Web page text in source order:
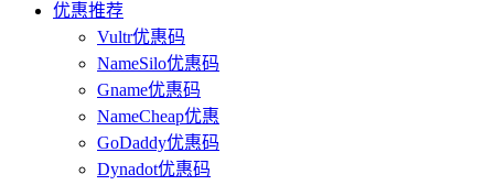
优惠推荐
Vultr优惠码
NameSilo优惠码
Gname优惠码
NameCheap优惠
GoDaddy优惠码
Dynadot优惠码